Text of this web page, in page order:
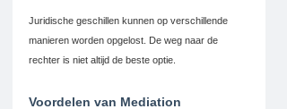
Juridische geschillen kunnen op verschillende
manieren worden opgelost. De weg naar de
rechter is niet altijd de beste optie.
Voordelen van Mediation